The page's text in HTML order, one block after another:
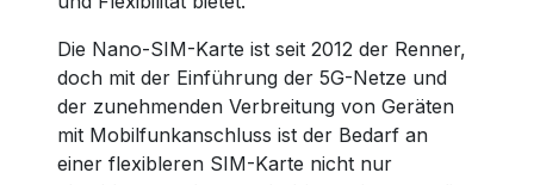
Die Nano-SIM-Karte ist seit 2012 der Renner,
doch mit der Einführung der 5G-Netze und
der zunehmenden Verbreitung von Geräten
mit Mobilfunkanschluss ist der Bedarf an
einer flexibleren SIM-Karte nicht nur